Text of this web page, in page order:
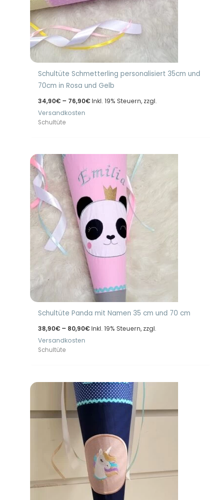
Schultüte Schmetterling personalisiert 35cm und
70cm in Rosa und Gelb
34,90€ – 76,90€Preisspanne:
Inkl. 19% Steuern, zzgl.
Versandkosten
Schultüte
Schultüte Panda mit Namen 35 cm und 70 cm
38,90€ – 80,90€Preisspanne:
Inkl. 19% Steuern, zzgl.
Versandkosten
Schultüte